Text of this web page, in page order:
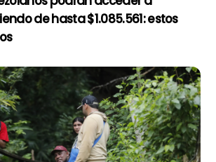
de hasta $1.085.561: estos